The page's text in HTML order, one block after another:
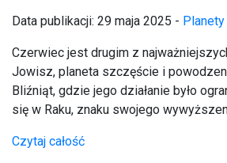
Data publikacji: 29 maja 2025 -
Czerwiec jest drugim z
Jowisz, planeta szczęście i
Bliźniąt, gdzie jego działanie było
się w Raku, znaku swojego
Czytaj całość